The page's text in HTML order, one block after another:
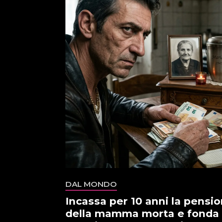
DAL MONDO
Incassa per 10 anni la
della mamma morta e fonda